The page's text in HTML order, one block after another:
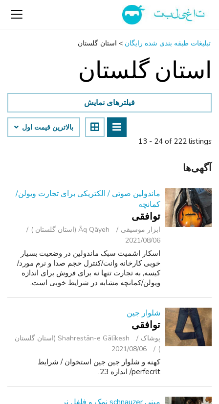
تبلیغات طبقه بندی شده رایگان > استان گلستان
استان گلستان
13 - 24 of 222 listings
فیلترهای نمایش
بالاترین قیمت اول
آگهی‌ها
ماندولین صوتی / الکتریکی برای تجارت ویولن/
کمانچه
توافقی
ابزار موسیقی
Āq Qāyeh (استان گلستان )
2021/08/06
اسکار اشمیت سبک ماندولین در وضعیت بسیار
خوبی کارخانه وانت/کنترل حجم صدا و نرم مورد/
کیسه, به تجارت تنها نه برای فروش برای اندازه
ویولن/کمانچه مشابه در شرایط خوبی است.
شلوار جین
توافقی
پوشاک
Shahrestān-e Gālīkesh (استان گلستان
)
2021/08/06
کهنه و شلوار جین جین استخوان / شرایط
perfecrlt/ اندازه 23.